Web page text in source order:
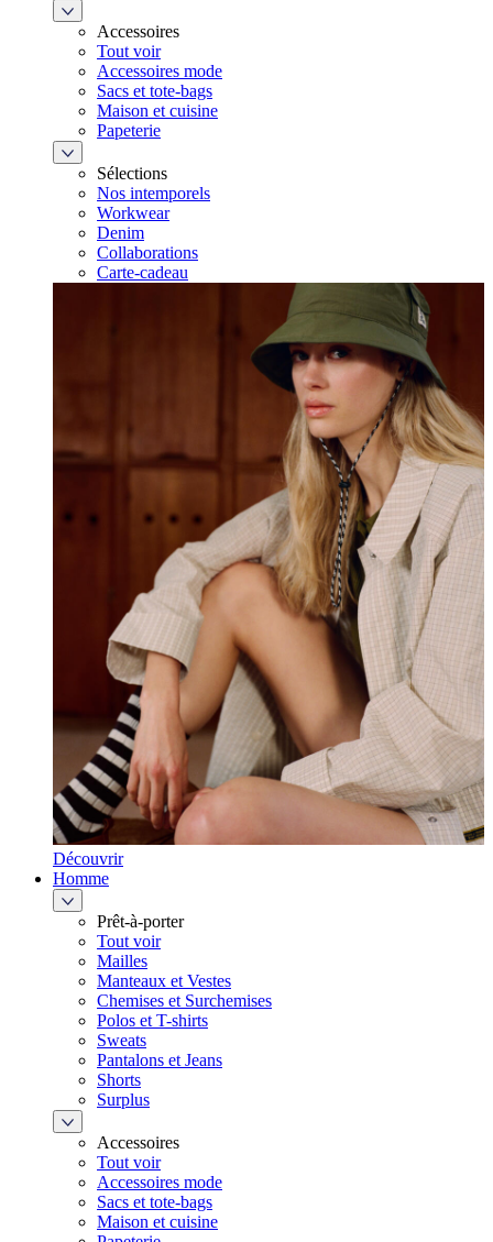
Accessoires
Tout voir
Accessoires mode
Sacs et tote-bags
Maison et cuisine
Papeterie
Sélections
Nos intemporels
Workwear
Denim
Collaborations
Carte-cadeau
Découvrir
Homme
Prêt-à-porter
Tout voir
Mailles
Manteaux et Vestes
Chemises et Surchemises
Polos et T-shirts
Sweats
Pantalons et Jeans
Shorts
Surplus
Accessoires
Tout voir
Accessoires mode
Sacs et tote-bags
Maison et cuisine